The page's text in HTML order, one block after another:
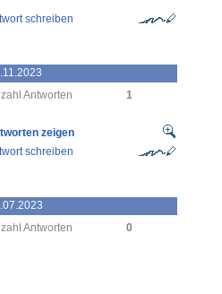
schreiben
Antworten 1
zeigen
schreiben
Antworten 0